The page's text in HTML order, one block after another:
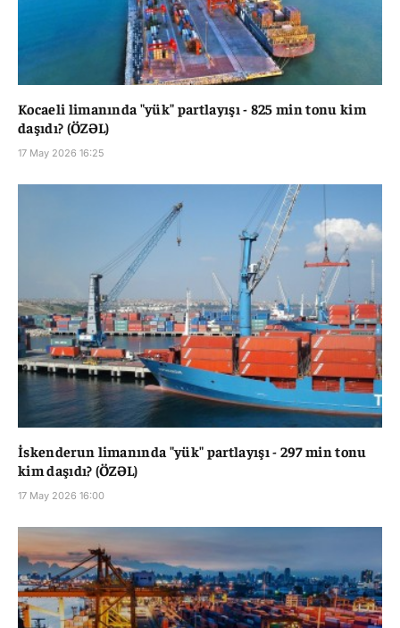
Kocaeli limanında "yük" partlayışı - 825 min tonu kim
daşıdı? (ÖZƏL)
17 May 2026 16:25
İskenderun limanında "yük" partlayışı - 297 min tonu
kim daşıdı? (ÖZƏL)
17 May 2026 16:00